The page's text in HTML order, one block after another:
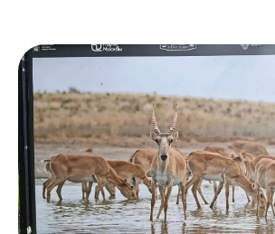
Путешествуй
Эко-лагеря
Визит-центр
Тропой сайгака
Инфраструктура
Памятка туриста
Звериная тропа и лебединое озеро
Биоразнообразие
Общие сведения
Флора заповедника
Фауна заповедника